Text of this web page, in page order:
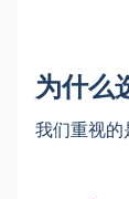
專業花式滑
獨特的手
身著華麗長
为什么
我们重视